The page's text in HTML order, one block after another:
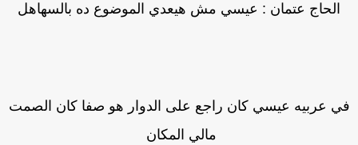
الحاج عتمان : عيسي مش هيعدي الموضوع ده بالسهاهل
عربيه عيسي كان راجع على الدوار هو صفا كان الصمت
مالي المكان